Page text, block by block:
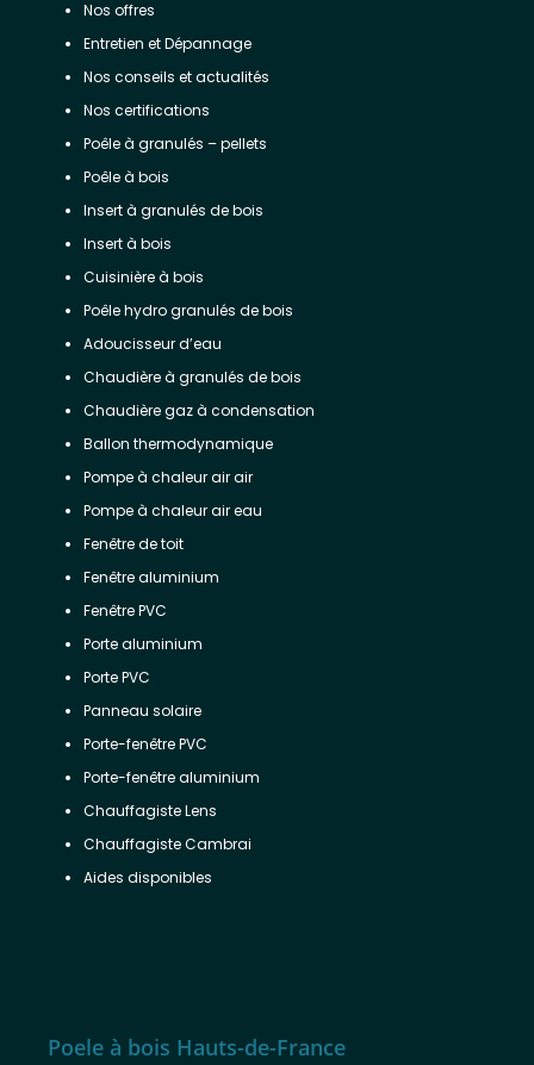
Nos offres
Entretien et Dépannage
Nos conseils et actualités
Nos certifications
Poêle à granulés – pellets
Poêle à bois
Insert à granulés de bois
Insert à bois
Cuisinière à bois
Poêle hydro granulés de bois
Adoucisseur d’eau
Chaudière à granulés de bois
Chaudière gaz à condensation
Ballon thermodynamique
Pompe à chaleur air air
Pompe à chaleur air eau
Fenêtre de toit
Fenêtre aluminium
Fenêtre PVC
Porte aluminium
Porte PVC
Panneau solaire
Porte-fenêtre PVC
Porte-fenêtre aluminium
Chauffagiste Lens
Chauffagiste Cambrai
Aides disponibles
Poele à bois Hauts-de-France